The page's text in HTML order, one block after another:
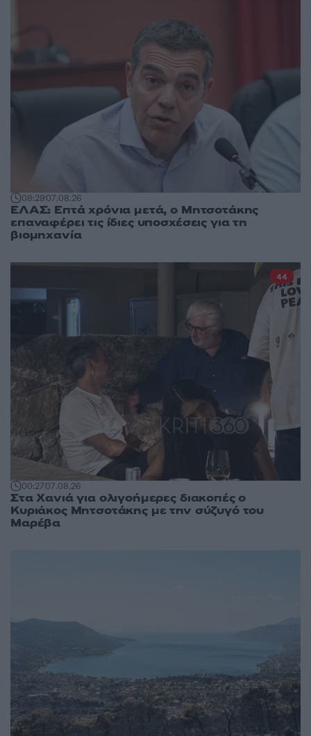
08:2907.08.26
ΕΛΑΣ: Επτά χρόνια μετά, ο Μητσοτάκης
επαναφέρει τις ίδιες υποσχέσεις για τη
βιομηχανία
00:2707.08.26
Στα Χανιά για ολιγοήμερες διακοπές ο
Κυριάκος Μητσοτάκης με την σύζυγό του
Μαρέβα
44